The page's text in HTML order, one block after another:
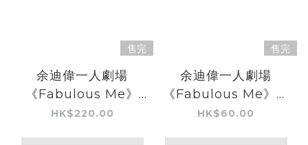
售完
余迪偉一人劇場
《Fabulous Me》
Tee
HK$220.00
售完
余迪偉一人劇場
《Fabulous Me》迷
你模型
HK$60.00